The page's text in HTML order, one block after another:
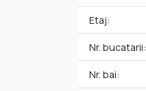
Etaj:
Nr. bucatarii:
Nr. bai: